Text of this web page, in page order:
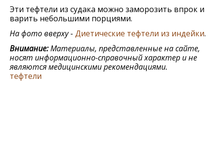
Эти тефтели из судака можно заморозить впрок и
варить небольшими порциями.
На фото вверху- Диетические тефтели из индейки.
Внимание:Материалы, представленные на сайте,
носят информационно-справочный характер и не
являются медицинскими рекомендациями.
тефтели